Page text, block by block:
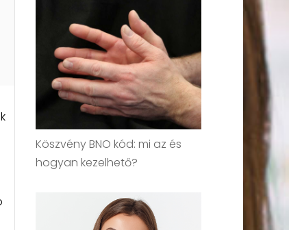
Köszvény BNO kód: mi az és
hogyan kezelhető?